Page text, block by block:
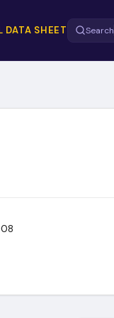
DATA SHEET Search